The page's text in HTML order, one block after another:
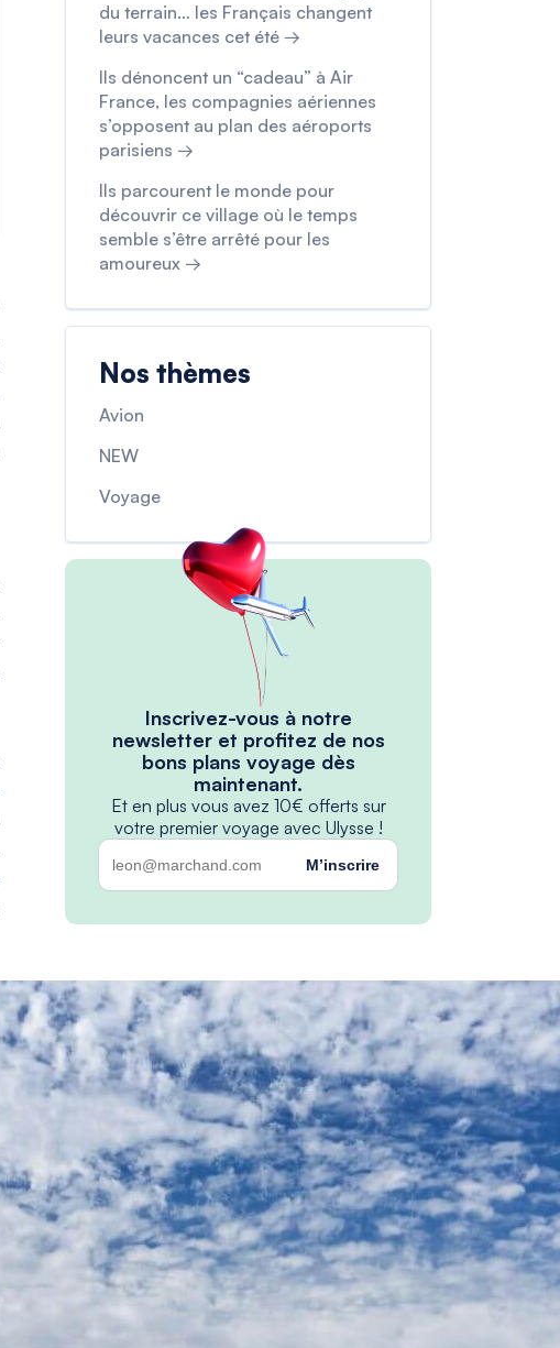
du terrain… les Français changent
leurs vacances cet été →
Ils dénoncent un “cadeau” à Air
France, les compagnies aériennes
s’opposent au plan des aéroports
parisiens →
Ils parcourent le monde pour
découvrir ce village où le temps
semble s’être arrêté pour les
amoureux →
Nos thèmes
Avion
NEW
Voyage
Inscrivez-vous à notre
newsletter et profitez de nos
bons plans voyage dès
maintenant.
Et en plus vous avez 10€ offerts sur
votre premier voyage avec Ulysse !
M’inscrire